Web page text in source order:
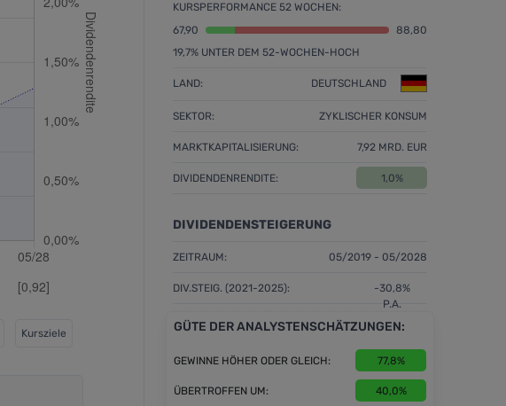
Kursziele
KURSPERFORMANCE 52 WOCHEN:
67,90
88,80
19,7% UNTER DEM 52-WOCHEN-HOCH
LAND: DEUTSCHLAND
SEKTOR: ZYKLISCHER KONSUM
MARKTKAPITALISIERUNG: 7,92 MRD. EUR
DIVIDENDENRENDITE: 1,0%
DIVIDENDENSTEIGERUNG
ZEITRAUM: 05/2019 - 05/2028
DIV.STEIG. (2021-2025):
-30,8%
P.A.
GÜTE DER ANALYSTENSCHÄTZUNGEN:
GEWINNE HÖHER ODER GLEICH: 77,8%
ÜBERTROFFEN UM: 40,0%